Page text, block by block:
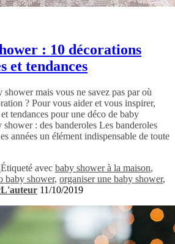
: 10 décorations
et tendances
shower mais vous ne savez pas par où
? Pour vous aider et vous inspirer,
tendances pour une déco de baby
: des banderoles Les banderoles
années un élément indispensable de toute
Étiqueté avec baby shower à la maison,
baby shower, organiser une baby shower,
L'auteur 11/10/2019